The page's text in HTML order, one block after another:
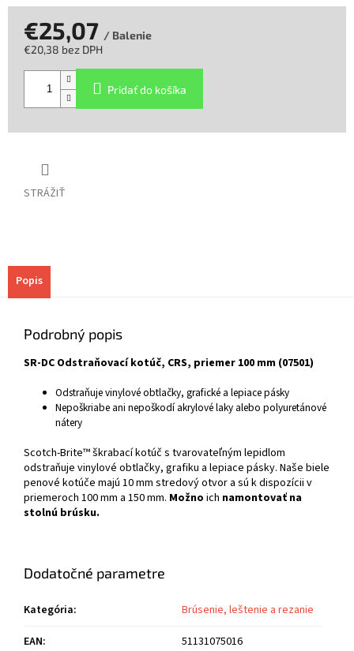
STRÁŽIŤ
€25,07 / Balenie
€20,38 bez DPH
Pridať do košíka
Popis
Podrobný popis
SR-DC Odstraňovací kotúč, CRS, priemer 100 mm (07501)
Odstraňuje vinylové obtlačky, grafické a lepiace pásky
Nepoškriabe ani nepoškodí akrylové laky alebo polyuretánové
nátery
Scotch-Brite™ škrabací kotúč s tvarovateľným lepidlom
odstraňuje vinylové obtlačky, grafiku a lepiace pásky. Naše biele
penové kotúče majú 10 mm stredový otvor a sú k dispozícii v
priemeroch 100 mm a 150 mm. Možno ich namontovať na
stolnú brúsku.
Dodatočné parametre
Kategória:
Brúsenie, leštenie a rezanie
EAN: 51131075016